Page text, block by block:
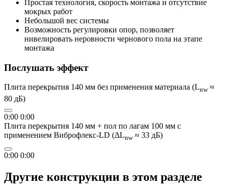
Простая технология, скорость монтажа и отсутствие
мокрых работ
Небольшой вес системы
Возможность регулировки опор, позволяет
нивелировать неровности чернового пола на этапе
монтажа
Послушать эффект
Плита перекрытия 140 мм без применения материала (Lnw≈
80 дБ)
0:00 0:00
Плита перекрытия 140 мм + пол по лагам 100 мм с
применением Виброфлекс-LD (ΔLnw≈ 33 дБ)
0:00 0:00
Другие конструкции в этом разделе